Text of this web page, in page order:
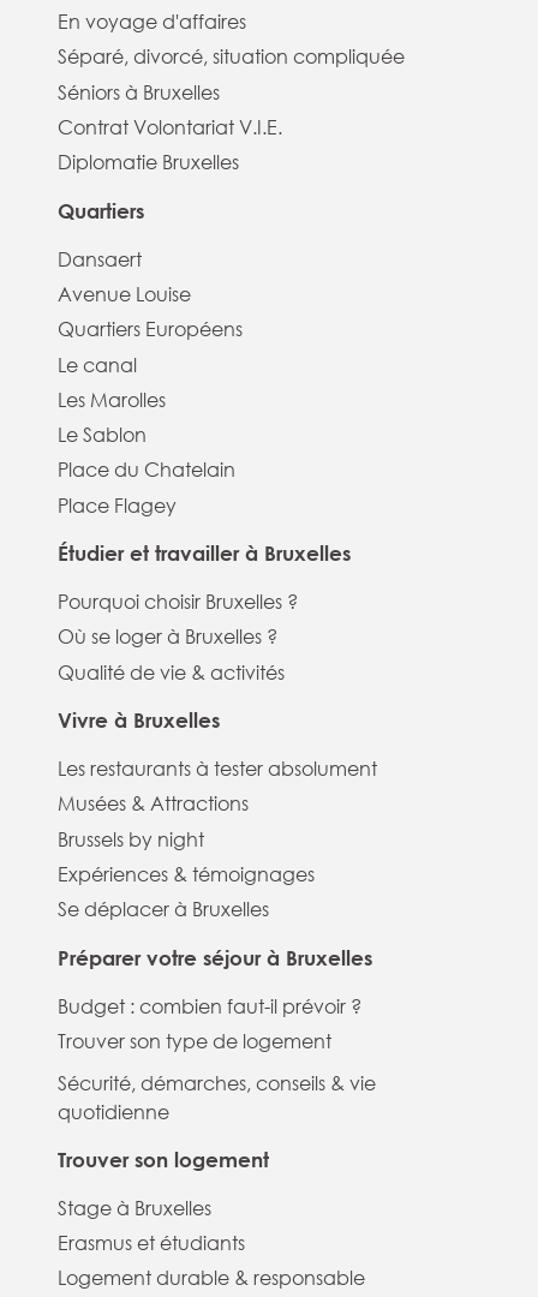
En voyage d'affaires
Séparé, divorcé, situation compliquée
Séniors à Bruxelles
Contrat Volontariat V.I.E.
Diplomatie Bruxelles
Quartiers
Dansaert
Avenue Louise
Quartiers Européens
Le canal
Les Marolles
Le Sablon
Place du Chatelain
Place Flagey
Étudier et travailler à Bruxelles
Pourquoi choisir Bruxelles ?
Où se loger à Bruxelles ?
Qualité de vie & activités
Vivre à Bruxelles
Les restaurants à tester absolument
Musées & Attractions
Brussels by night
Expériences & témoignages
Se déplacer à Bruxelles
Préparer votre séjour à Bruxelles
Budget : combien faut-il prévoir ?
Trouver son type de logement
Sécurité, démarches, conseils & vie
quotidienne
Trouver son logement
Stage à Bruxelles
Erasmus et étudiants
Logement durable & responsable